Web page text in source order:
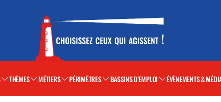
THÈMES MÉTIERS PÉRIMÈTRES BASSINS D'EMPLOI ÉVÈNEMENTS &